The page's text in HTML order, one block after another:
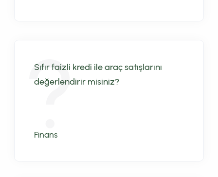
Sıfır faizli kredi ile araç satışlarını
değerlendirir misiniz?
Finans